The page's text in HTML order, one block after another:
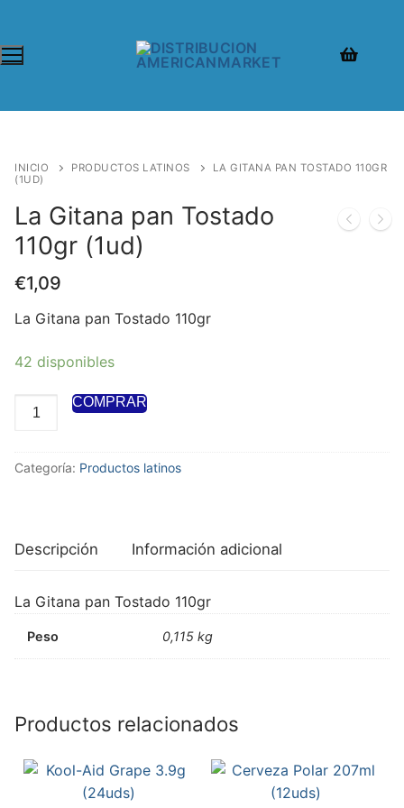
INICIO PRODUCTOS LATINOS
LA GITANA PAN TOSTADO 110GR
(1UD)
La Gitana pan Tostado
110gr (1ud)
€1,09
La Gitana pan Tostado 110gr
42 disponibles
COMPRAR
Categoría: Productos latinos
Descripción Información adicional
La Gitana pan Tostado 110gr
Peso 0,115 kg
Productos relacionados